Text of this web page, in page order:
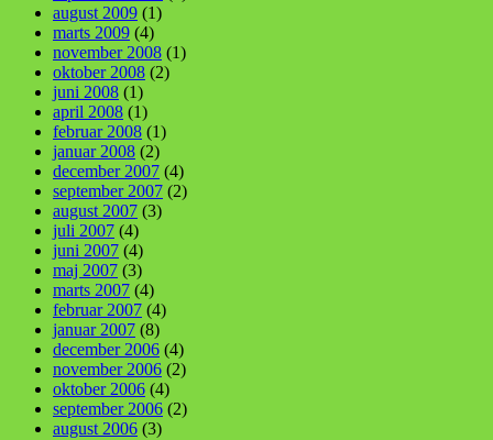
august 2009 (1)
marts 2009 (4)
november 2008 (1)
oktober 2008 (2)
juni 2008 (1)
april 2008 (1)
februar 2008 (1)
januar 2008 (2)
december 2007 (4)
september 2007 (2)
august 2007 (3)
juli 2007 (4)
juni 2007 (4)
maj 2007 (3)
marts 2007 (4)
februar 2007 (4)
januar 2007 (8)
december 2006 (4)
november 2006 (2)
oktober 2006 (4)
september 2006 (2)
august 2006 (3)